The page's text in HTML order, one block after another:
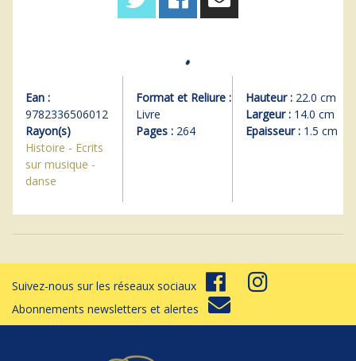
Ean :
9782336506012
Rayon(s)
Histoire - Ecrits
sur musique -
danse
Format et Reliure :
Livre
Pages :264
Hauteur : 22.0 cm
Largeur : 14.0 cm
Epaisseur : 1.5 cm
Suivez-nous sur les réseaux sociaux
Abonnements newsletters et alertes